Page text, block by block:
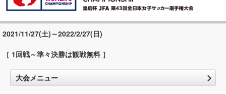
2021/11/27(土)～2022/2/27(日)
［ 1回戦～準々決勝は観戦無料 ］
大会メニュー